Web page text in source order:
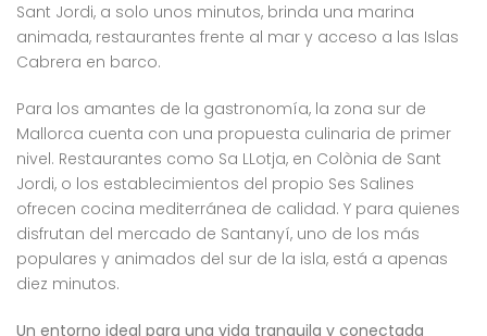
Sant Jordi, a solo unos minutos, brinda una marina
animada, restaurantes frente al mar y acceso a las Islas
Cabrera en barco.
Para los amantes de la gastronomía, la zona sur de
Mallorca cuenta con una propuesta culinaria de primer
nivel. Restaurantes como Sa LLotja, en Colònia de Sant
Jordi, o los establecimientos del propio Ses Salines
ofrecen cocina mediterránea de calidad. Y para quienes
disfrutan del mercado de Santanyí, uno de los más
populares y animados del sur de la isla, está a apenas
diez minutos.
Un entorno ideal para una vida tranquila y conectada